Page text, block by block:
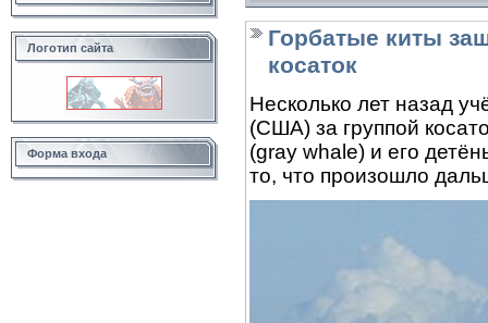
Логотип сайта
Форма входа
Горбатые киты
косаток
Несколько лет назад
(США) за группой
(gray whale) и его
то, что произошло